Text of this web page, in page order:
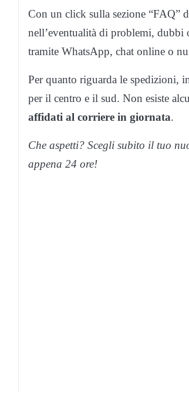
Con un click sulla sezione “FAQ”
nell’eventualità di problemi, dubbi
tramite WhatsApp, chat online o
Per quanto riguarda le spedizioni,
per il centro e il sud. Non esiste
affidati al corriere in giornata.
Che aspetti? Scegli subito il tuo
appena 24 ore!